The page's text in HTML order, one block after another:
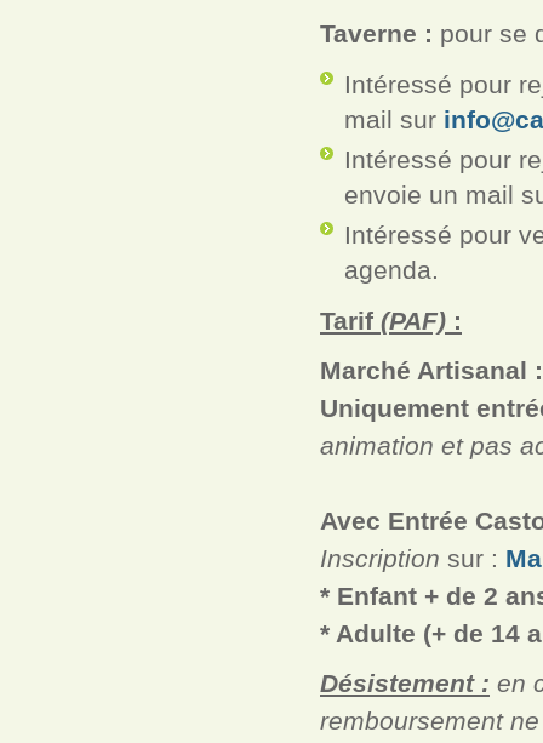
Taverne : pour se
Intéressé pour
mail sur
Intéressé pour
envoie un mail
Intéressé pour
agenda.
Tarif (PAF) :
Marché Artisanal
Uniquement
animation et pas
Avec Entrée
Inscription sur :
* Enfant + de 2
* Adulte (+ de 14
Désistement : en
remboursement